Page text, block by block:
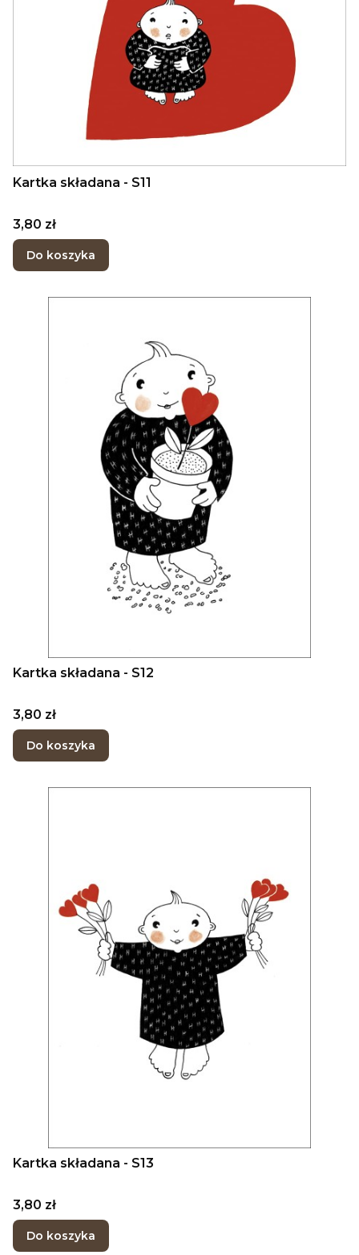
Kartka składana - S11
Cena
3,80 zł
Do koszyka
Kartka składana - S12
Cena
3,80 zł
Do koszyka
Kartka składana - S13
Cena
3,80 zł
Do koszyka